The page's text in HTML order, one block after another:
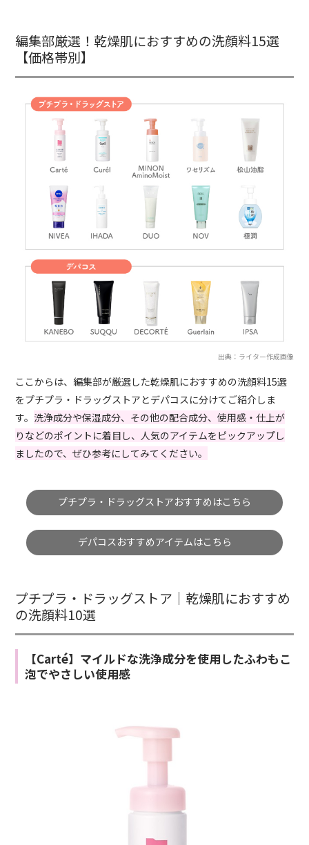
編集部厳選！乾燥肌におすすめの洗顔料15選
【価格帯別】
出典：ライター作成画像
ここからは、編集部が厳選した乾燥肌におすすめの洗顔料15選
をプチプラ・ドラッグストアとデパコスに分けてご紹介しま
す。 洗浄成分や保湿成分、その他の配合成分、使用感・仕上が
りなどのポイントに着目し、人気のアイテムをピックアップし
ましたので、ぜひ参考にしてみてください。
プチプラ・ドラッグストアおすすめはこちら
デパコスおすすめアイテムはこちら
プチプラ・ドラッグストア｜乾燥肌におすすめ
の洗顔料10選
【Carté】マイルドな洗浄成分を使用したふわもこ
泡でやさしい使用感